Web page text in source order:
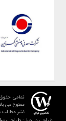
تمامی
ممنوع می
نشر مطالب